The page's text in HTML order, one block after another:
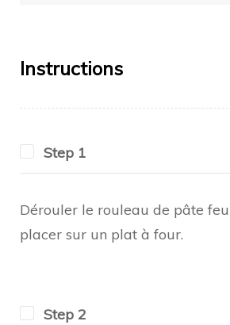
Instructions
Step 1
Dérouler le rouleau de pâte
placer sur un plat à four.
Step 2